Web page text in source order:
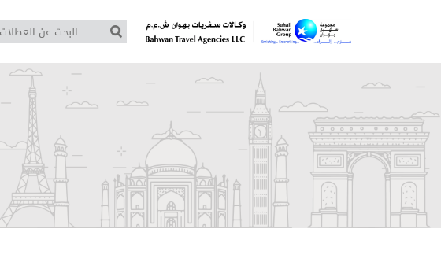
جولات مخصصة حسب الطلب آسيا
أوروبا
إفريقيا
أمريكا الشمالية
جولات جماعية –توماس كوك
جولات جماعية – غلوبوس
جولات جماعية – كوزموس